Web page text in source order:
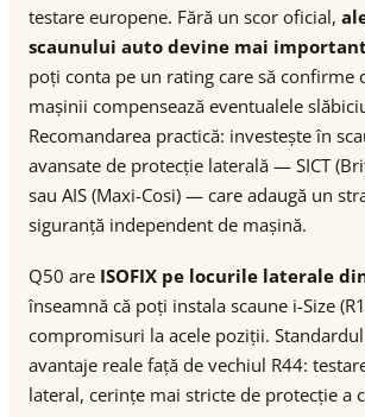
testare europene. Fără un scor oficial,
scaunului auto devine mai
poți conta pe un rating care să confirme
mașinii compensează eventualele
Recomandarea practică: investește în
avansate de protecție laterală — SICT
sau AIS (Maxi-Cosi) — care adaugă un
siguranță independent de mașină.
Q50 are ISOFIX pe locurile laterale
înseamnă că poți instala scaune i-Size
compromisuri la acele poziții. Standardul
avantaje reale față de vechiul R44:
lateral, cerințe mai stricte de protecție a